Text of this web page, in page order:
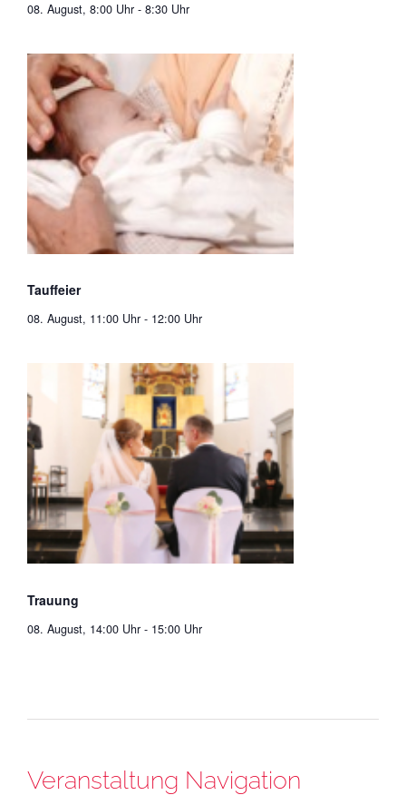
08. August, 8:00 Uhr - 8:30 Uhr
Tauffeier
08. August, 11:00 Uhr - 12:00 Uhr
Trauung
08. August, 14:00 Uhr - 15:00 Uhr
Veranstaltung Navigation